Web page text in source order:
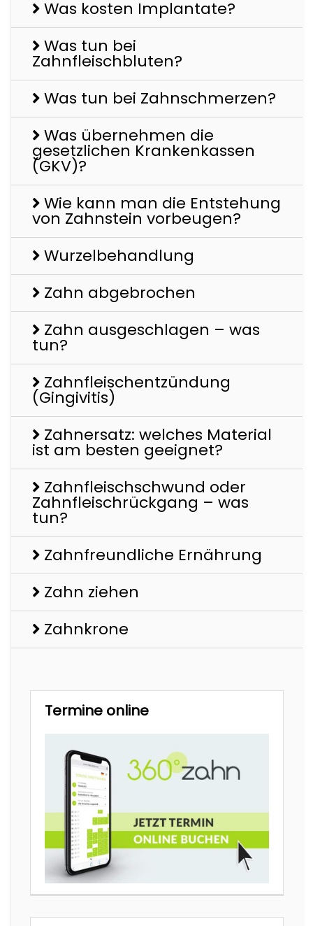
Was kosten Implantate?
Was tun bei
Zahnfleischbluten?
Was tun bei Zahnschmerzen?
Was übernehmen die
gesetzlichen Krankenkassen
(GKV)?
Wie kann man die Entstehung
von Zahnstein vorbeugen?
Wurzelbehandlung
Zahn abgebrochen
Zahn ausgeschlagen – was
tun?
Zahnfleischentzündung
(Gingivitis)
Zahnersatz: welches Material
ist am besten geeignet?
Zahnfleischschwund oder
Zahnfleischrückgang – was
tun?
Zahnfreundliche Ernährung
Zahn ziehen
Zahnkrone
Termine online